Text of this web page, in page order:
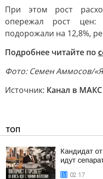
При этом рост
опережал рост цен:
подорожали на 12,8%,
Подробнее читайте по
Фото: Семен Аммосов/
Источник: Канал в МАКС
ТОП
Кандидат
идут
02:17